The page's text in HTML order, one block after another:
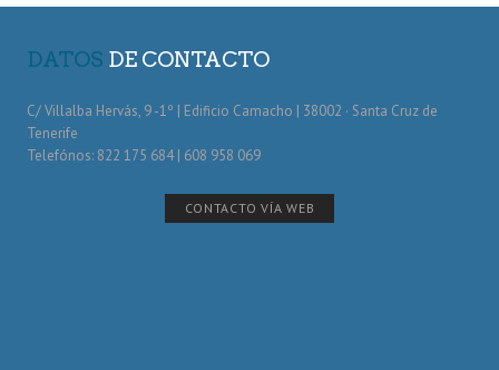
DATOS DE CONTACTO
C/ Villalba Hervás, 9 -1º | Edificio Camacho | 38002 · Santa Cruz de
Tenerife
Telefónos: 822 175 684 | 608 958 069
CONTACTO VÍA WEB